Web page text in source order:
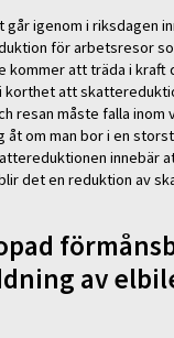
går igenom i riksdagen
för arbetsresor
att träda i kraft
korthet att
resan måste falla inom
åt om man bor i en
innebär
det en reduktion av
av